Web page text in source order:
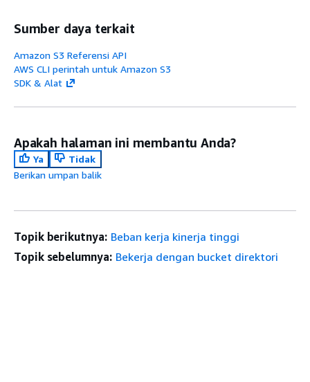
Sumber daya terkait
Amazon S3 Referensi API
AWS CLI perintah untuk Amazon S3
SDK & Alat
Apakah halaman ini membantu Anda?
Ya
Tidak
Berikan umpan balik
Topik berikutnya: Beban kerja kinerja tinggi
Topik sebelumnya: Bekerja dengan bucket direktori